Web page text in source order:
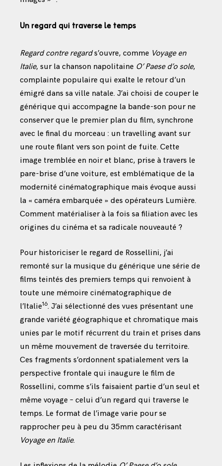
Un regard qui traverse le temps
Regard contre regards’ouvre, comme Voyage en
Italie, sur la chanson napolitaine O’ Paese d’o sole,
complainte populaire qui exalte le retour d’un
émigré dans sa ville natale. J’ai choisi de couper le
générique qui accompagne la bande-son pour ne
conserver que le premier plan du film, synchrone
avec le final du morceau : un travelling avant sur
une route filant vers son point de fuite. Cette
image tremblée en noir et blanc, prise à travers le
pare-brise d’une voiture, est emblématique de la
modernité cinématographique mais évoque aussi
la « caméra embarquée » des opérateurs Lumière.
Comment matérialiser à la fois sa filiation avec les
origines du cinéma et sa radicale nouveauté ?
Pour historiciser le regard de Rossellini, j’ai
remonté sur la musique du générique une série de
films teintés des premiers temps qui renvoient à
toute une mémoire cinématographique de
l’Italie16. J’ai sélectionné des vues présentant une
grande variété géographique et chromatique mais
unies par le motif récurrent du train et prises dans
un même mouvement de traversée du territoire.
Ces fragments s’ordonnent spatialement vers la
perspective frontale qui inaugure le film de
Rossellini, comme s’ils faisaient partie d’un seul et
même voyage – celui d’un regard qui traverse le
temps. Le format de l’image varie pour se
rapprocher peu à peu du 35mm caractérisant
Voyage en Italie.